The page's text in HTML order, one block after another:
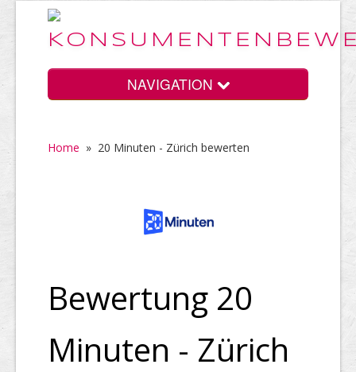
NAVIGATION
Home
HELP Awards
Home » 20 Minuten - Zürich bewerten
Bewertung 20
Minuten - Zürich